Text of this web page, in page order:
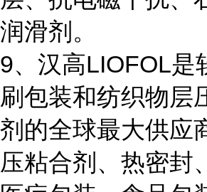
润滑剂。
9、汉高LIOFOL是
刷包装和纺织物层
剂的全球最大供应
压粘合剂、热密封